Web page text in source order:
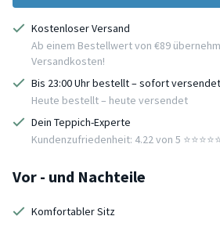
Kostenloser Versand
Ab einem Bestellwert von €89
Versandkosten!
Bis 23:00 Uhr bestellt – sofort
Heute bestellt – heute versendet
Dein Teppich-Experte
Kundenzufriedenheit: 4.22 von 5
Vor - und Nachteile
Komfortabler Sitz